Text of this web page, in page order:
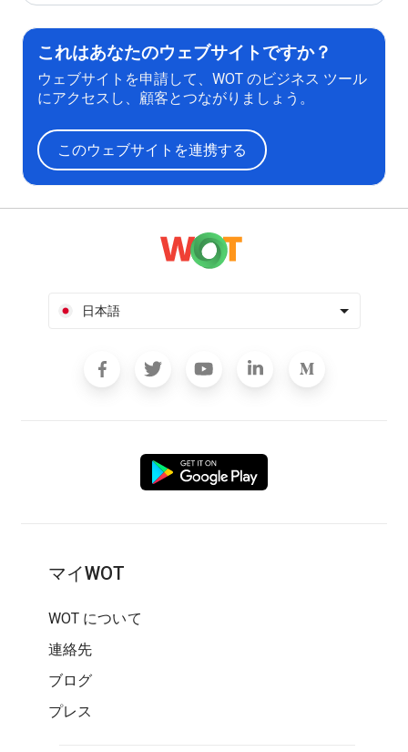
これはあなたのウェブサイトですか？
ウェブサイトを申請して、WOT のビジネス ツール
にアクセスし、顧客とつながりましょう。
このウェブサイトを連携する
日本語
マイWOT
WOT について
連絡先
ブログ
プレス